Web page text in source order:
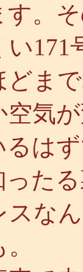
。
171
どま
空気
は
った
スな